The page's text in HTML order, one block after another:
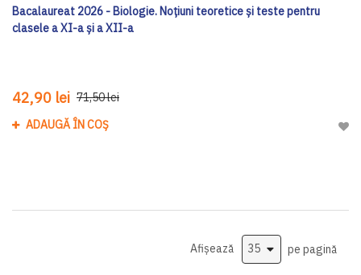
Bacalaureat 2026 - Biologie. Noțiuni teoretice și teste pentru
clasele a XI-a și a XII-a
42,90 lei 71,50 lei
ADAUGĂ ÎN COȘ
Afișează pe pagină